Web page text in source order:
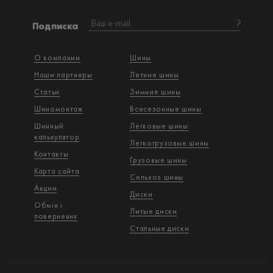
О компании
Наши партнеры
Статьи
Шиномонтаж
Шинный
калькулятор
Контакты
Карта сайта
Акции
Обмін і
повернення
Шины
Летние шины
Зимние шины
Всесезонные шины
Легковые шины
Легкогрузовые шины
Грузовые шины
Сельхоз шины
Диски
Литые диски
Стальные диски
Подписка